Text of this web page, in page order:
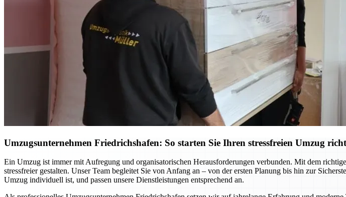
Umzugsunternehmen Friedrichshafen: So starten Sie Ihren stressfreien Umzug
Ein Umzug ist immer mit Aufregung und organisatorischen Herausforderungen verbunden. Mit dem
stressfreier gestalten. Unser Team begleitet Sie von Anfang an – von der ersten Planung bis hin zur
Umzug individuell ist, und passen unsere Dienstleistungen entsprechend an.